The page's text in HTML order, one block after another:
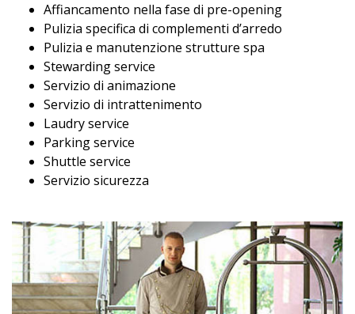
Affiancamento nella fase di pre-opening
Pulizia specifica di complementi d’arredo
Pulizia e manutenzione strutture spa
Stewarding service
Servizio di animazione
Servizio di intrattenimento
Laudry service
Parking service
Shuttle service
Servizio sicurezza